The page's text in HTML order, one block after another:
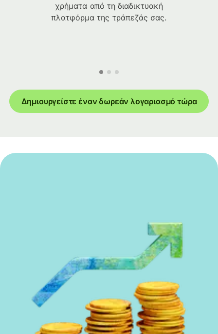
χρήματα από τη διαδικτυακή
πλατφόρμα της τράπεζάς σας.
Δημιουργείστε έναν δωρεάν λογαριασμό τώρα